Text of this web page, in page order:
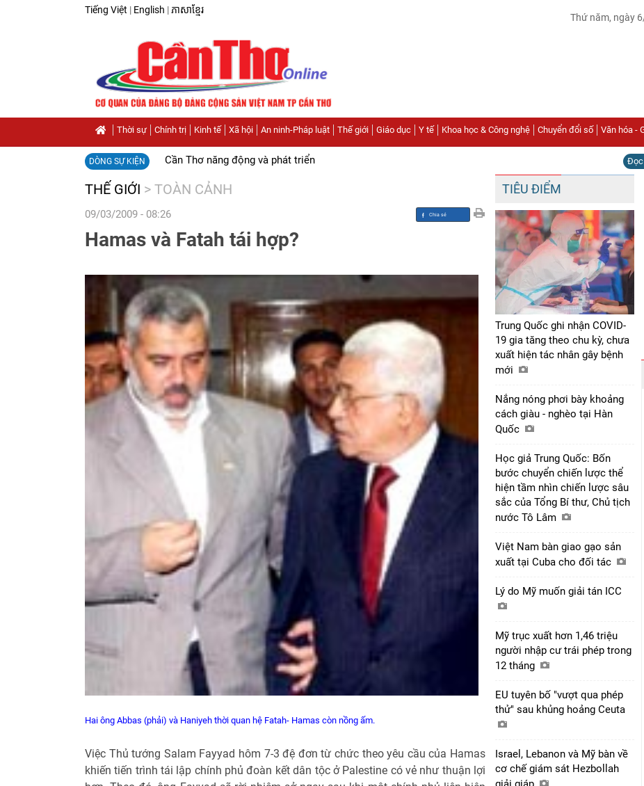
Tiếng Việt | English | ភាសាខ្មែរ
Thứ năm, ngày
Thời sự Chính trị Kinh tế Xã hội An ninh-Pháp luật Thế giới Giáo dục Y tế Khoa học & Công nghệ Chuyển đổi số Văn hóa -
DÒNG SỰ KIỆN Cần Thơ năng động và phát triển Đọc
THẾ GIỚI > TOÀN CẢNH
09/03/2009 - 08:26
Hamas và Fatah tái hợp?
Hai ông Abbas (phải) và Haniyeh thời quan hệ Fatah- Hamas còn nồng ấm.
Việc Thủ tướng Salam Fayyad hôm 7-3 đệ đơn từ chức theo yêu cầu của Hamas
khiến tiến trình tái lập chính phủ đoàn kết dân tộc ở Palestine có vẻ như thuận lợi
TIÊU ĐIỂM
Trung Quốc ghi nhận COVID-
19 gia tăng theo chu kỳ, chưa
xuất hiện tác nhân gây bệnh
mới
Nắng nóng phơi bày khoảng
cách giàu - nghèo tại Hàn
Quốc
Học giả Trung Quốc: Bốn
bước chuyển chiến lược thể
hiện tầm nhìn chiến lược sâu
sắc của Tổng Bí thư, Chủ tịch
nước Tô Lâm
Việt Nam bàn giao gạo sản
xuất tại Cuba cho đối tác
Lý do Mỹ muốn giải tán ICC
Mỹ trục xuất hơn 1,46 triệu
người nhập cư trái phép trong
12 tháng
EU tuyên bố "vượt qua phép
thử" sau khủng hoảng Ceuta
Israel, Lebanon và Mỹ bàn về
cơ chế giám sát Hezbollah